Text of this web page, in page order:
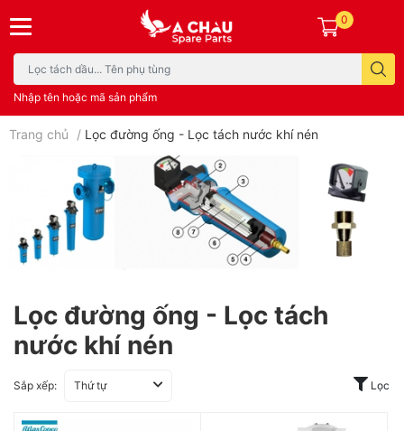
Nhập tên hoặc mã sản phẩm
0
Trang chủ / Lọc đường ống - Lọc tách nước khí nén
Lọc đường ống - Lọc tách
nước khí nén
Sắp xếp: Thứ tự Lọc